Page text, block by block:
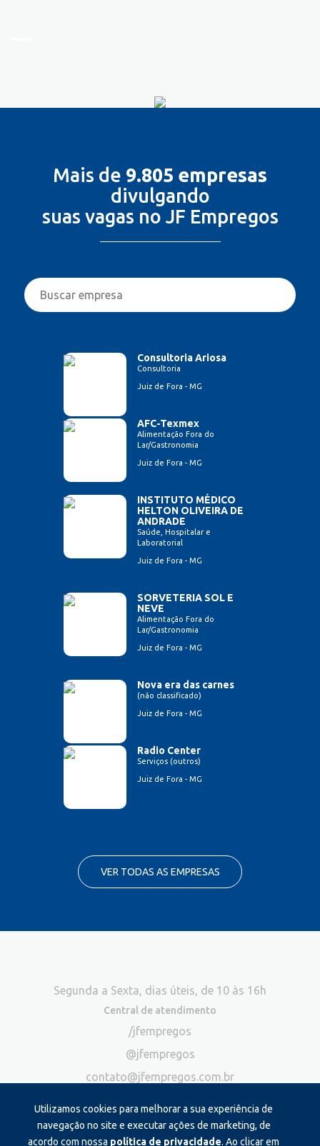
Mais de 9.805 empresas
divulgando
suas vagas no JF Empregos
Consultoria Ariosa
Consultoria
Juiz de Fora - MG
AFC-Texmex
Alimentação Fora do
Lar/Gastronomia
Juiz de Fora - MG
INSTITUTO MÉDICO
HELTON OLIVEIRA DE
ANDRADE
Saúde, Hospitalar e
Laboratorial
Juiz de Fora - MG
SORVETERIA SOL E
NEVE
Alimentação Fora do
Lar/Gastronomia
Juiz de Fora - MG
Nova era das carnes
(não classificado)
Juiz de Fora - MG
Radio Center
Serviços (outros)
Juiz de Fora - MG
VER TODAS AS EMPRESAS
Utilizamos cookies para melhorar a sua experiência de
navegação no site e executar ações de marketing, de
acordo com nossa política de privacidade. Ao clicar em
Segunda a Sexta, dias úteis, de 10 às 16h
Central de atendimento
/jfempregos
@jfempregos
contato@jfempregos.com.br
Publicidade
*Exclusivo para atendimento via chat. Não atendemos ligações neste